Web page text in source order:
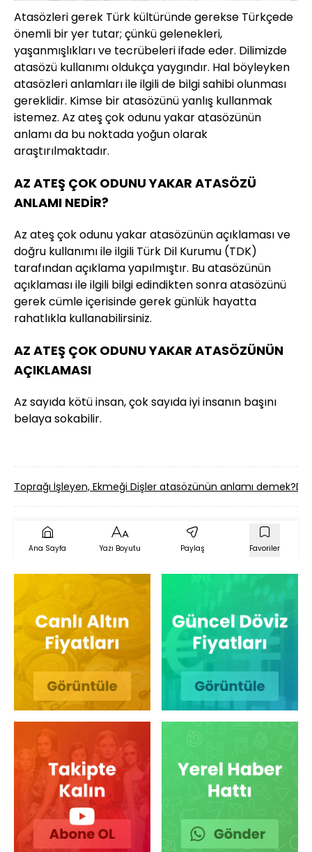
Atasözleri gerek Türk kültüründe gerekse Türkçede
önemli bir yer tutar; çünkü gelenekleri,
yaşanmışlıkları ve tecrübeleri ifade eder. Dilimizde
atasözü kullanımı oldukça yaygındır. Hal böyleyken
atasözleri anlamları ile ilgili de bilgi sahibi olunması
gereklidir. Kimse bir atasözünü yanlış kullanmak
istemez. Az ateş çok odunu yakar atasözünün
anlamı da bu noktada yoğun olarak
araştırılmaktadır.
AZ ATEŞ ÇOK ODUNU YAKAR ATASÖZÜ
ANLAMI NEDİR?
Az ateş çok odunu yakar atasözünün açıklaması ve
doğru kullanımı ile ilgili Türk Dil Kurumu (TDK)
tarafından açıklama yapılmıştır. Bu atasözünün
açıklaması ile ilgili bilgi edindikten sonra atasözünü
gerek cümle içerisinde gerek günlük hayatta
rahatlıkla kullanabilirsiniz.
AZ ATEŞ ÇOK ODUNU YAKAR ATASÖZÜNÜN
AÇIKLAMASI
Az sayıda kötü insan, çok sayıda iyi insanın başını
belaya sokabilir.
Toprağı İşleyen, Ekmeği Dişler atasözünün anlamı demek?
Ana Sayfa Yazı Boyutu Paylaş Favoriler